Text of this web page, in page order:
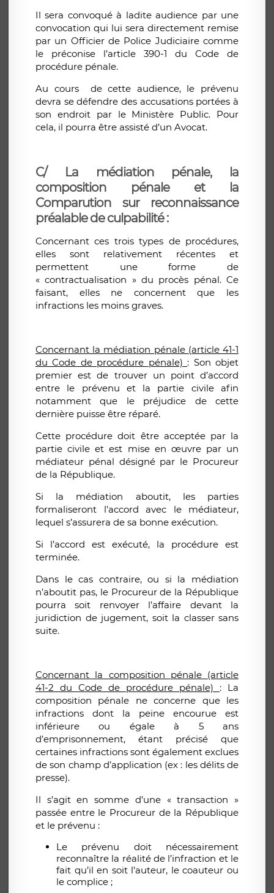
Il sera convoqué à ladite audience par une
convocation qui lui sera directement remise
par un Officier de Police Judiciaire comme
le préconise l’article 390-1 du Code de
procédure pénale.
Au cours de cette audience, le prévenu
devra se défendre des accusations portées à
son endroit par le Ministère Public. Pour
cela, il pourra être assisté d’un Avocat.
C/ La médiation pénale, la
composition pénale et la
Comparution sur reconnaissance
préalable de culpabilité :
Concernant ces trois types de procédures,
elles sont relativement récentes et
permettent une forme de
« contractualisation » du procès pénal. Ce
faisant, elles ne concernent que les
infractions les moins graves.
Concernant la médiation pénale (article 41-1
du Code de procédure pénale) : Son objet
premier est de trouver un point d’accord
entre le prévenu et la partie civile afin
notamment que le préjudice de cette
dernière puisse être réparé.
Cette procédure doit être acceptée par la
partie civile et est mise en œuvre par un
médiateur pénal désigné par le Procureur
de la République.
Si la médiation aboutit, les parties
formaliseront l’accord avec le médiateur,
lequel s’assurera de sa bonne exécution.
Si l’accord est exécuté, la procédure est
terminée.
Dans le cas contraire, ou si la médiation
n’aboutit pas, le Procureur de la République
pourra soit renvoyer l’affaire devant la
juridiction de jugement, soit la classer sans
suite.
Concernant la composition pénale (article
41-2 du Code de procédure pénale) : La
composition pénale ne concerne que les
infractions dont la peine encourue est
inférieure ou égale à 5 ans
d’emprisonnement, étant précisé que
certaines infractions sont également exclues
de son champ d’application (ex : les délits de
presse).
Il s’agit en somme d’une « transaction »
passée entre le Procureur de la République
et le prévenu :
Le prévenu doit nécessairement
reconnaître la réalité de l’infraction et le
fait qu’il en soit l’auteur, le coauteur ou
le complice ;